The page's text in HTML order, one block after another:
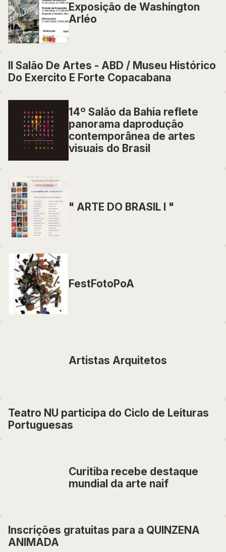
Exposição de Washington
Arléo
II Salão De Artes - ABD / Museu Histórico
Do Exercito E Forte Copacabana
14º Salão da Bahia reflete
panorama daprodução
contemporânea de artes
visuais do Brasil
" ARTE DO BRASIL I "
FestFotoPoA
Artistas Arquitetos
Teatro NU participa do Ciclo de Leituras
Portuguesas
Curitiba recebe destaque
mundial da arte naif
Inscrições gratuitas para a QUINZENA
ANIMADA